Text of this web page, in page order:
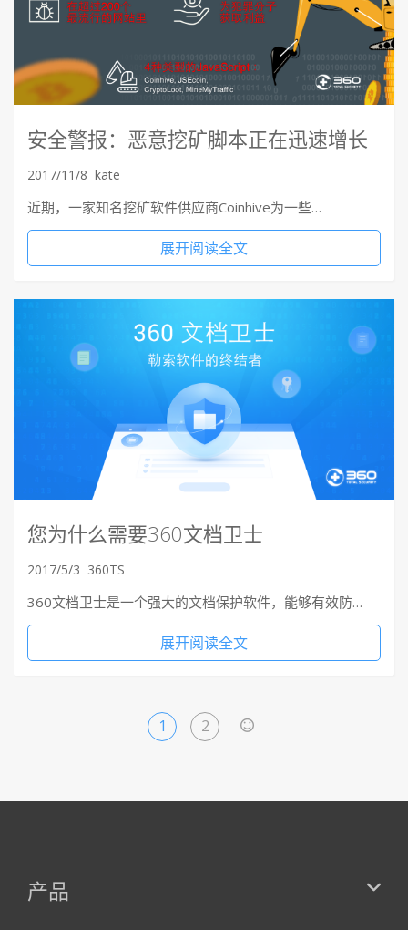
安全警报：恶意挖矿脚本正在迅速增长
2017/11/8 kate
近期，一家知名挖矿软件供应商Coinhive为一些…
展开阅读全文
您为什么需要360文档卫士
2017/5/3 360TS
360文档卫士是一个强大的文档保护软件，能够有效防…
展开阅读全文
1 2
产品